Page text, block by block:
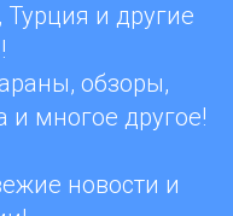
и другие
обзоры,
многое другое!
новости и